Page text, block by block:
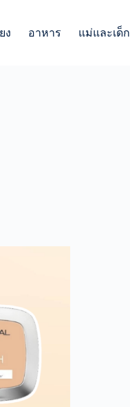
ง อาหาร แม่และเด็ก